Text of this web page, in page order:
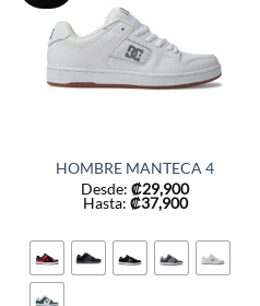
HOMBRE MANTECA 4
Desde: ₡29,900
Hasta: ₡37,900